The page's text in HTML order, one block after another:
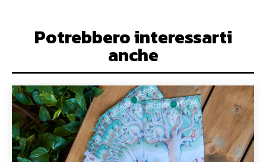
Potrebbero interessarti
anche